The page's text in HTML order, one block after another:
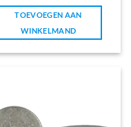
TOEVOEGEN AAN
WINKELMAND